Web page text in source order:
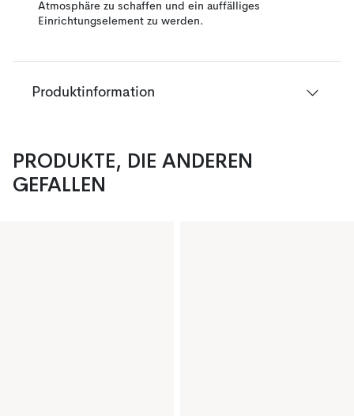
Atmosphäre zu schaffen und ein auffälliges
Einrichtungselement zu werden.
Produktinformation
PRODUKTE, DIE ANDEREN
GEFALLEN